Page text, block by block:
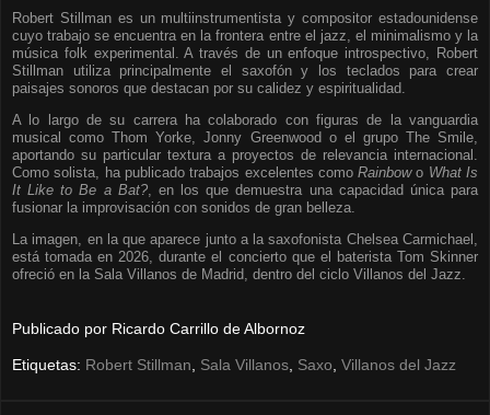
Robert Stillman es un multiinstrumentista y compositor estadounidense
cuyo trabajo se encuentra en la frontera entre el jazz, el minimalismo y la
música folk experimental. A través de un enfoque introspectivo, Robert
Stillman utiliza principalmente el saxofón y los teclados para crear
paisajes sonoros que destacan por su calidez y espiritualidad.
A lo largo de su carrera ha colaborado con figuras de la vanguardia
musical como Thom Yorke, Jonny Greenwood o el grupo The Smile,
aportando su particular textura a proyectos de relevancia internacional.
Como solista, ha publicado trabajos excelentes comoRainbowo What Is
It Like to Be a Bat?, en los que demuestra una capacidad única para
fusionar la improvisación con sonidos de gran belleza.
La imagen, en la que aparece junto a la saxofonista Chelsea Carmichael,
está tomada en 2026, durante el concierto que el baterista Tom Skinner
ofreció en la Sala Villanos de Madrid, dentro del ciclo Villanos del Jazz.
Publicado por Ricardo Carrillo de Albornoz
Etiquetas: Robert Stillman Sala Villanos Saxo Villanos del Jazz